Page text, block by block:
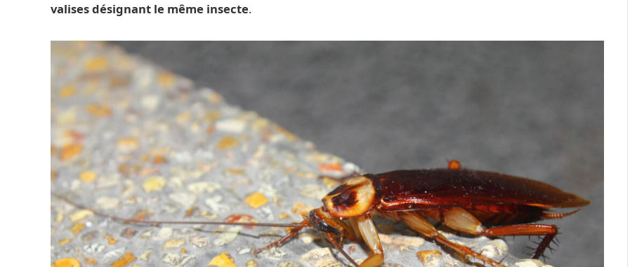
valises désignant le même insecte.